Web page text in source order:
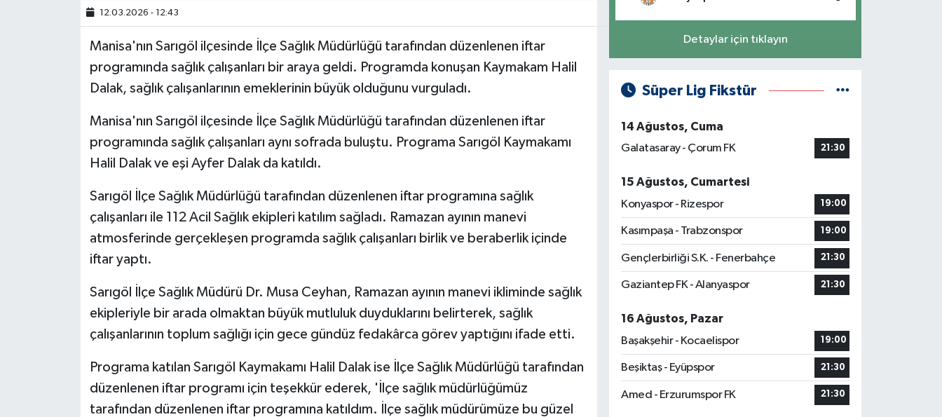
12.03.2026 - 12:43
Manisa'nın Sarıgöl ilçesinde İlçe Sağlık Müdürlüğü tarafından düzenlenen iftar
programında sağlık çalışanları bir araya geldi. Programda konuşan Kaymakam Halil
Dalak, sağlık çalışanlarının emeklerinin büyük olduğunu vurguladı.
Manisa'nın Sarıgöl ilçesinde İlçe Sağlık Müdürlüğü tarafından düzenlenen iftar
programında sağlık çalışanları aynı sofrada buluştu. Programa Sarıgöl Kaymakamı
Halil Dalak ve eşi Ayfer Dalak da katıldı.
Sarıgöl İlçe Sağlık Müdürlüğü tarafından düzenlenen iftar programına sağlık
çalışanları ile 112 Acil Sağlık ekipleri katılım sağladı. Ramazan ayının manevi
atmosferinde gerçekleşen programda sağlık çalışanları birlik ve beraberlik içinde
iftar yaptı.
Sarıgöl İlçe Sağlık Müdürü Dr. Musa Ceyhan, Ramazan ayının manevi ikliminde sağlık
ekipleriyle bir arada olmaktan büyük mutluluk duyduklarını belirterek, sağlık
çalışanlarının toplum sağlığı için gece gündüz fedakârca görev yaptığını ifade etti.
Programa katılan Sarıgöl Kaymakamı Halil Dalak ise İlçe Sağlık Müdürlüğü tarafından
düzenlenen iftar programı için teşekkür ederek, 'İlçe sağlık müdürlüğümüz
tarafından düzenlenen iftar programına katıldım. İlçe sağlık müdürümüze bu güzel
Detaylar için tıklayın
Süper Lig Fikstür
14 Ağustos, Cuma
Galatasaray - Çorum FK
21:30
15 Ağustos, Cumartesi
Konyaspor - Rizespor
19:00
Kasımpaşa - Trabzonspor 19:00
Gençlerbirliği S.K. - Fenerbahçe 21:30
Gaziantep FK - Alanyaspor 21:30
16 Ağustos, Pazar
Başakşehir - Kocaelispor
19:00
Beşiktaş - Eyüpspor 21:30
Amed - Erzurumspor FK 21:30